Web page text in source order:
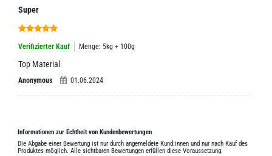
Super
Verifizierter Kauf Menge: 5kg + 100g
Top Material
Anonymous 01.06.2024
Informationen zur Echtheit von Kundenbewertungen
Die Abgabe einer Bewertung ist nur durch angemeldete Kund:innen und nur nach Kauf des
Produktes möglich. Alle sichtbaren Bewertungen erfüllen diese Voraussetzung.